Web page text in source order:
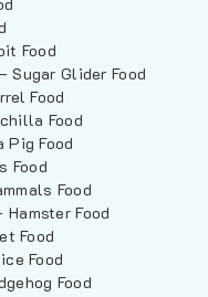
Food
Sugar Glider Food
Food
Food
Pig Food
Food
Food
Food
Food
Food
Food